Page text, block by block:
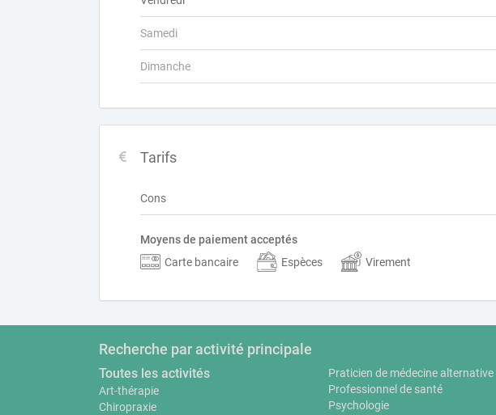
Samedi
Dimanche
Tarifs
Cons
Moyens de paiement acceptés
Carte bancaire
Espèces Virement
Recherche par activité principale
Toutes les activités
Art-thérapie
Chiropraxie
Praticien de médecine alternative
Professionnel de santé
Psychologie